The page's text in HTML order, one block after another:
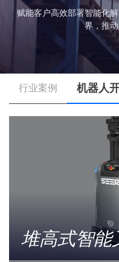
赋能客户高效部署智能化
界，推动
行业案例 机器人
堆高式智能